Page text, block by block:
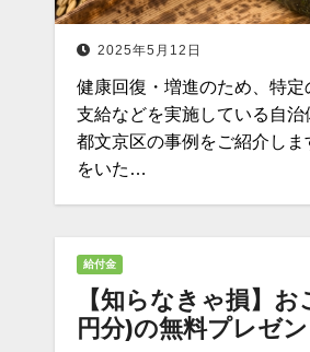
2025年5月12日
健康回復・増進のため、特
支給などを実施している自
都文京区の事例をご紹介し
をいた…
給付金
【知らなきゃ損】
円分)の無料プレゼ